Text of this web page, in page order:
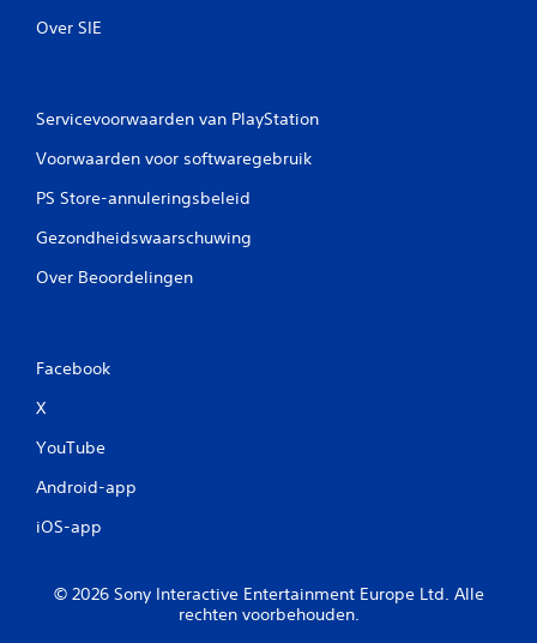
Over SIE
Servicevoorwaarden van PlayStation
Voorwaarden voor softwaregebruik
PS Store-annuleringsbeleid
Gezondheidswaarschuwing
Over Beoordelingen
Facebook
X
YouTube
Android-app
iOS-app
© 2026 Sony Interactive Entertainment Europe Ltd. Alle
rechten voorbehouden.